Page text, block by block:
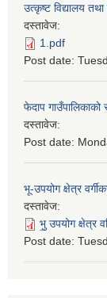
उत्कृष्ट विद्यालय
दस्तावेज:
1.pdf
Post date:
फेदाप गाउँपालिकाको
दस्तावेज:
Post date:
भू-उपयोग क्षेत्र
दस्तावेज:
भु॒ उपयोग क्षेत्र
Post date: